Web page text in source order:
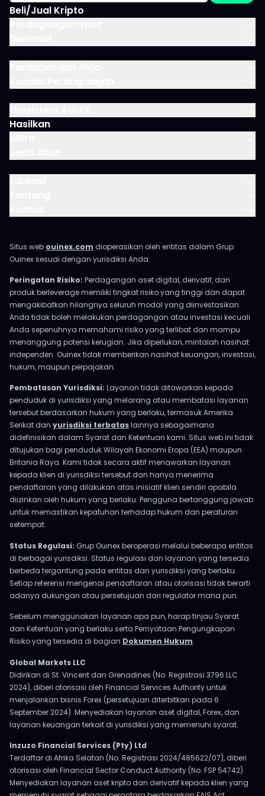
Beli/Jual Kripto
Hasilkan
Situs web ouinex.com dioperasikan oleh entitas dalam Grup
Ouinex sesuai dengan yurisdiksi Anda.
Peringatan Risiko: Perdagangan aset digital, derivatif, dan
produk berleverage memiliki tingkat risiko yang tinggi dan dapat
mengakibatkan hilangnya seluruh modal yang diinvestasikan.
Anda tidak boleh melakukan perdagangan atau investasi kecuali
Anda sepenuhnya memahami risiko yang terlibat dan mampu
menanggung potensi kerugian. Jika diperlukan, mintalah nasihat
independen. Ouinex tidak memberikan nasihat keuangan, investasi,
hukum, maupun perpajakan.
Pembatasan Yurisdiksi: Layanan tidak ditawarkan kepada
penduduk di yurisdiksi yang melarang atau membatasi layanan
tersebut berdasarkan hukum yang berlaku, termasuk Amerika
Serikat dan yurisdiksi terbataslainnya sebagaimana
didefinisikan dalam Syarat dan Ketentuan kami. Situs web ini tidak
ditujukan bagi penduduk Wilayah Ekonomi Eropa (EEA) maupun
Britania Raya. Kami tidak secara aktif menawarkan layanan
kepada klien di yurisdiksi tersebut dan hanya menerima
pendaftaran yang dilakukan atas inisiatif klien sendiri apabila
diizinkan oleh hukum yang berlaku. Pengguna bertanggung jawab
untuk memastikan kepatuhan terhadap hukum dan peraturan
setempat.
Status Regulasi: Grup Ouinex beroperasi melalui beberapa entitas
di berbagai yurisdiksi. Status regulasi dan layanan yang tersedia
berbeda tergantung pada entitas dan yurisdiksi yang berlaku.
Setiap referensi mengenai pendaftaran atau otorisasi tidak berarti
adanya dukungan atau persetujuan dari regulator mana pun.
Sebelum menggunakan layanan apa pun, harap tinjau Syarat
dan Ketentuan yang berlaku serta Pernyataan Pengungkapan
Risiko yang tersedia di bagian Dokumen Hukum.
Global Markets LLC
Didirikan di St. Vincent dan Grenadines (No. Registrasi 3796 LLC
2024), diberi otorisasi oleh Financial Services Authority untuk
menjalankan bisnis Forex (persetujuan diterbitkan pada 6
September 2024). Menyediakan layanan aset digital, Forex, dan
layanan keuangan terkait di yurisdiksi yang memenuhi syarat.
Inzuzo Financial Services (Pty) Ltd
Terdaftar di Afrika Selatan (No. Registrasi 2024/485622/07), diberi
otorisasi oleh Financial Sector Conduct Authority (No. FSP 54742).
Menyediakan layanan aset kripto dan derivatif kepada klien yang